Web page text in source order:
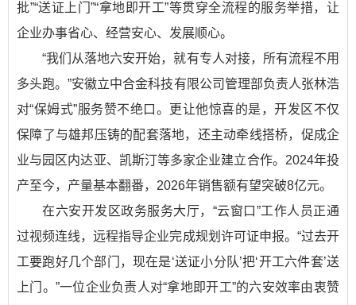
批”“送证上门”“拿地即开工”等贯穿全流程的服务举措，让
企业办事省心、经营安心、发展顺心。
“我们从落地六安开始，就有专人对接，所有流程不用
多头跑。”安徽立中合金科技有限公司管理部负责人张林浩
对“保姆式”服务赞不绝口。更让他惊喜的是，开发区不仅
保障了与雄邦压铸的配套落地，还主动牵线搭桥，促成企
业与园区内达亚、凯斯汀等多家企业建立合作。2024年投
产至今，产量基本翻番，2026年销售额有望突破8亿元。
在六安开发区政务服务大厅，“云窗口”工作人员正通
过视频连线，远程指导企业完成规划许可证申报。“过去开
工要跑好几个部门，现在是‘送证小分队’把‘开工六件套’送
上门。”一位企业负责人对“拿地即开工”的六安效率由衷赞